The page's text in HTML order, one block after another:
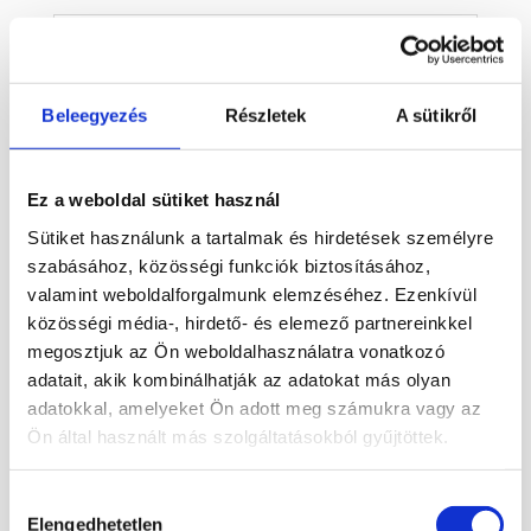
Beleegyezés Részletek A sütikről
Ez a weboldal sütiket használ
Sütiket használunk a tartalmak és hirdetések személyre
szabásához, közösségi funkciók biztosításához,
valamint weboldalforgalmunk elemzéséhez. Ezenkívül
közösségi média-, hirdető- és elemező partnereinkkel
megosztjuk az Ön weboldalhasználatra vonatkozó
adatait, akik kombinálhatják az adatokat más olyan
adatokkal, amelyeket Ön adott meg számukra vagy az
Ön által használt más szolgáltatásokból gyűjtöttek.
Elengedhetetlen
Vörös ónix ásvány, szalonnakő
mintázattal
Vörös ónix ásvány, szalonnakő mintázattal
dekoráció, amely már első pillantásra magára
vonzza a figyelmet. Krémfehér, vörösesbarna
és rozsdás árnyalatai rétegesen váltakoznak,
ezért a mintázata erősen emlékeztet a
klasszikus „szalonnás” rétegekre. Persze ezt
nem reggelire ajánljuk, hanem polcra, vitrinbe
vagy ásványgyűjteménybe.
A vörös ónix ásvány réteges mintázata
minden oldalról más részletet mutat. A
világosabb, krémes részek szépen kiemelik a
pedig igazán karakteres megjelenést adnak a